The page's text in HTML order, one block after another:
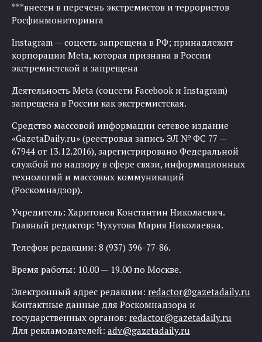
***внесен в перечень экстремистов и террористов
Росфинмониторинга
Instagram — соцсеть запрещена в РФ; принадлежит
корпорации Meta, которая признана в России
экстремистской и запрещена
Деятельность Meta (соцсети Facebook и Instagram)
запрещена в России как экстремистская.
Средство массовой информации сетевое издание
«GazetaDaily.ru» (реестровая запись ЭЛ № ФС 77 —
67944 от 13.12.2016), зарегистрировано Федеральной
службой по надзору в сфере связи, информационных
технологий и массовых коммуникаций
(Роскомнадзор).
Учредитель: Харитонов Константин Николаевич.
Главный редактор: Чухутова Мария Николаевна.
Телефон редакции: 8 (937) 396-77-86.
Время работы: 10.00 — 19.00 по Москве.
Электронный адрес редакции: redactor@gazetadaily.ru
Контактные данные для Роскомнадзора и
государственных органов: redactor@gazetadaily.ru
Для рекламодателей: adv@gazetadaily.ru